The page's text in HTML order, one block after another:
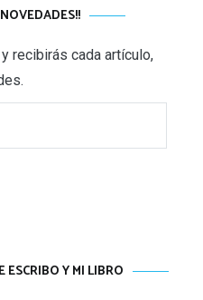
recibirás cada artículo,
Y MI LIBRO